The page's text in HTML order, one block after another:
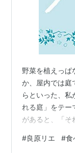
野菜を植えっぱ
か、屋内では庭
らといった、私
れる庭」をテー
があると、「そ
食べられる庭図
#良原リエ #食